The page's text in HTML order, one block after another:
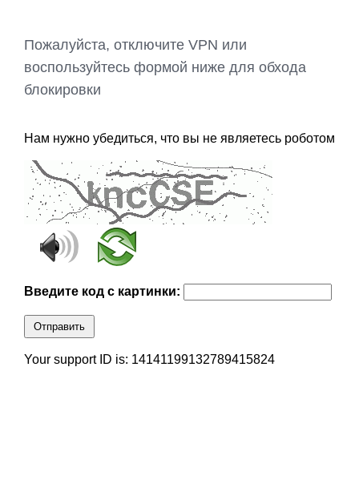
Пожалуйста, отключите VPN или
воспользуйтесь формой ниже для обхода
блокировки
Нам нужно убедиться, что вы не являетесь роботом
Введите код с картинки:
Отправить
Your support ID is: 14141199132789415824